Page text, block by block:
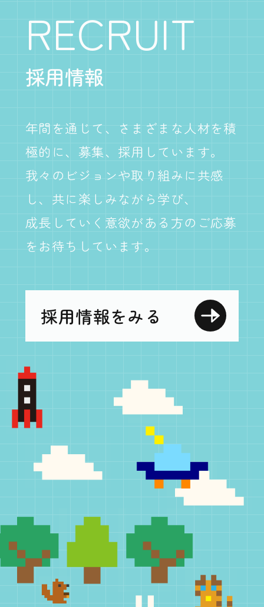
RECRUIT
採用情報
年間を通じて、さまざまな人材を積
極的に、募集、採用しています。
我々のビジョンや取り組みに共感
し、共に楽しみながら学び、
成長していく意欲がある方のご応募
をお待ちしています。
採用情報をみる